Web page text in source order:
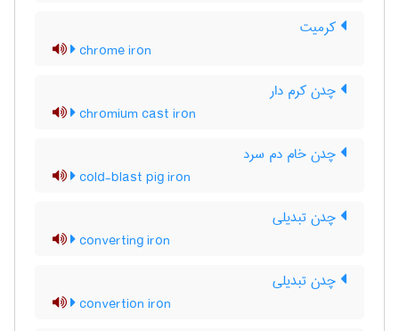
کرمیت
chrome iron
چدن کرم دار
chromium cast iron
چدن خام دم سرد
cold-blast pig iron
چدن تبدیلی
converting iron
چدن تبدیلی
convertion iron